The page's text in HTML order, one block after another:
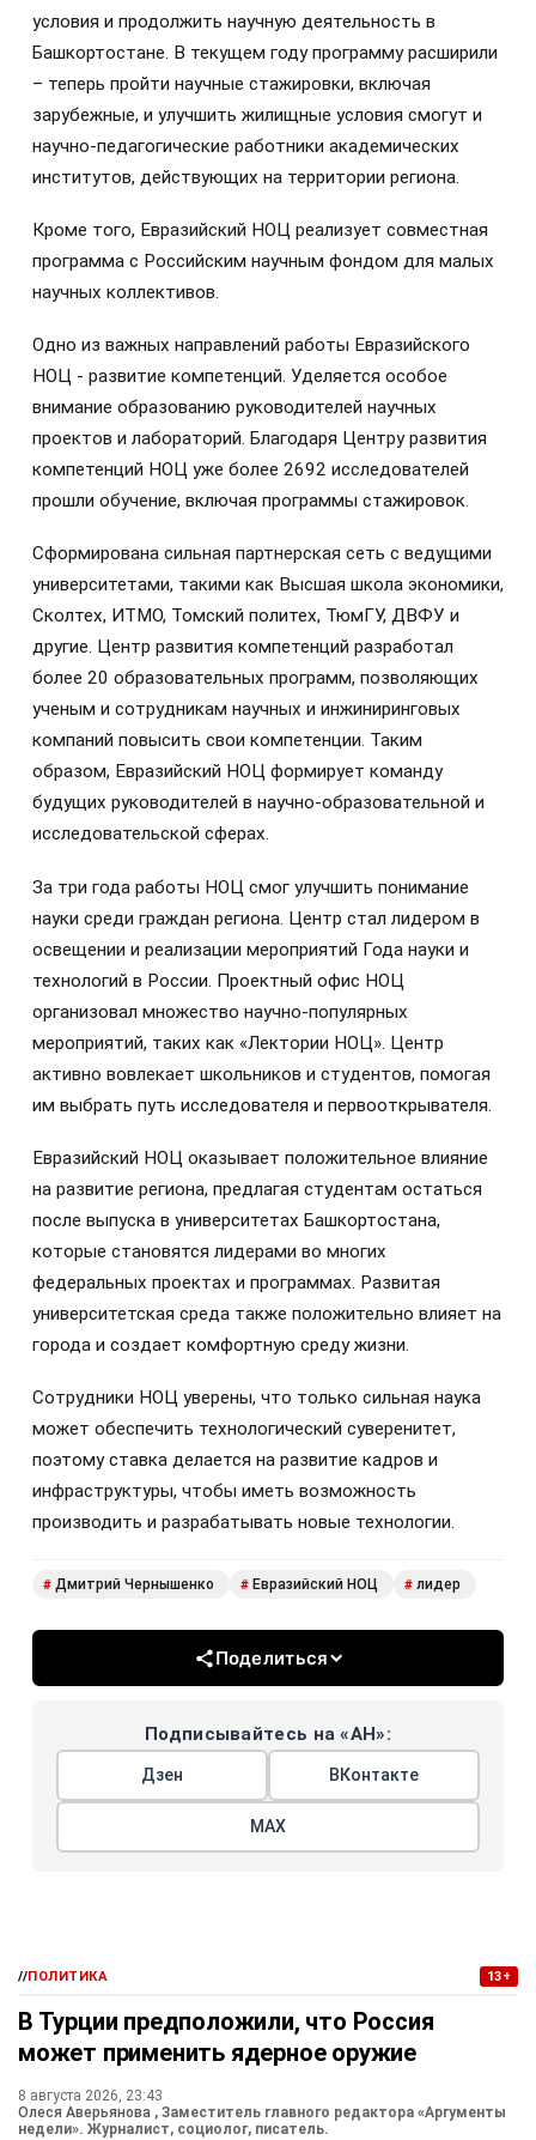
условия и продолжить научную деятельность в
Башкортостане. В текущем году программу расширили
– теперь пройти научные стажировки, включая
зарубежные, и улучшить жилищные условия смогут и
научно-педагогические работники академических
институтов, действующих на территории региона.
Кроме того, Евразийский НОЦ реализует совместная
программа с Российским научным фондом для малых
научных коллективов.
Одно из важных направлений работы Евразийского
НОЦ - развитие компетенций. Уделяется особое
внимание образованию руководителей научных
проектов и лабораторий. Благодаря Центру развития
компетенций НОЦ уже более 2692 исследователей
прошли обучение, включая программы стажировок.
Сформирована сильная партнерская сеть с ведущими
университетами, такими как Высшая школа экономики,
Сколтех, ИТМО, Томский политех, ТюмГУ, ДВФУ и
другие. Центр развития компетенций разработал
более 20 образовательных программ, позволяющих
ученым и сотрудникам научных и инжиниринговых
компаний повысить свои компетенции. Таким
образом, Евразийский НОЦ формирует команду
будущих руководителей в научно-образовательной и
исследовательской сферах.
За три года работы НОЦ смог улучшить понимание
науки среди граждан региона. Центр стал лидером в
освещении и реализации мероприятий Года науки и
технологий в России. Проектный офис НОЦ
организовал множество научно-популярных
мероприятий, таких как «Лектории НОЦ». Центр
активно вовлекает школьников и студентов, помогая
им выбрать путь исследователя и первооткрывателя.
Евразийский НОЦ оказывает положительное влияние
на развитие региона, предлагая студентам остаться
после выпуска в университетах Башкортостана,
которые становятся лидерами во многих
федеральных проектах и программах. Развитая
университетская среда также положительно влияет на
города и создает комфортную среду жизни.
Сотрудники НОЦ уверены, что только сильная наука
может обеспечить технологический суверенитет,
поэтому ставка делается на развитие кадров и
инфраструктуры, чтобы иметь возможность
производить и разрабатывать новые технологии.
# Дмитрий Чернышенко # Евразийский НОЦ # лидер
Поделиться
Подписывайтесь на «АН»:
Дзен ВКонтакте
МАХ
//ПОЛИТИКА 13+
В Турции предположили, что Россия
может применить ядерное оружие
8 августа 2026, 23:43
Олеся Аверьянова , Заместитель главного редактора «Аргументы
недели». Журналист, социолог, писатель.